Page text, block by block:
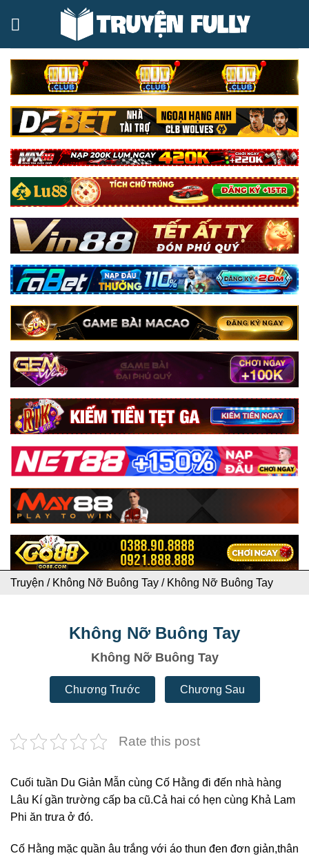
Truyện / Không Nỡ Buông Tay / Không Nỡ Buông Tay
Không Nỡ Buông Tay
Không Nỡ Buông Tay
Chương Trước Chương Sau
Rate this post
Cuối tuần Du Giản Mẫn cùng Cố Hằng đi đến nhà hàng
Lâu Kí gần trường cấp ba cũ.Cả hai có hẹn cùng Khả Lam
Phi ăn trưa ở đó.
Cố Hằng mặc quần âu trắng với áo thun đen đơn giản,thân